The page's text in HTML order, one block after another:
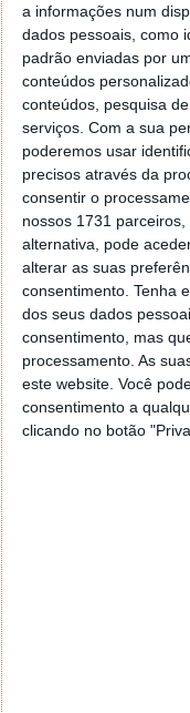
a informações num
dados pessoais, como
padrão enviadas por
conteúdos
conteúdos, pesquisa
serviços. Com a sua
poderemos usar
precisos através da
consentir o
nossos 1731
alternativa, pode
alterar as suas
consentimento. Tenha
dos seus dados
consentimento, mas
processamento. As
este website. Você
consentimento a
clicando no botão
Atualize o
chaves
17 JAN 2025· PUB SOFTWARE
Quer melhorar o
sem ultrapassar o